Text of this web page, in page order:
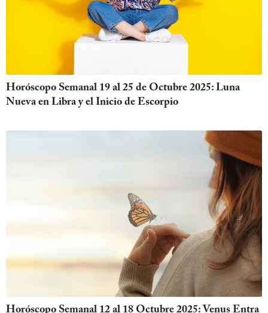
Horóscopo Semanal 19 al 25 de Octubre 2025: Luna
Nueva en Libra y el Inicio de Escorpio
Horóscopo Semanal 12 al 18 Octubre 2025: Venus Entra